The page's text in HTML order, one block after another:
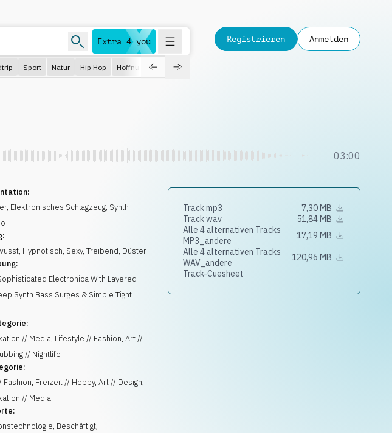
Extra 4 you
Sport Natur Hip Hop Hoffnungsvoll Dokumentation
Registrieren Anmelden
03:00
, Elektronisches Schlagzeug, Synth
, Hypnotisch, Sexy,Treibend, Düster
Electronica With Layered
Synth Bass Surges & Simple Tight
// Media, Lifestyle // Fashion, Art //
// Nightlife
Fashion, Freizeit // Hobby, Art // Design,
// Media
, Beschäftigt,
Track mp3
7,30 MB
Track wav
51,84 MB
Alle 4 alternativen Tracks
MP3_andere
17,19 MB
Alle 4 alternativen Tracks
WAV_andere
120,96 MB
Track-Cuesheet